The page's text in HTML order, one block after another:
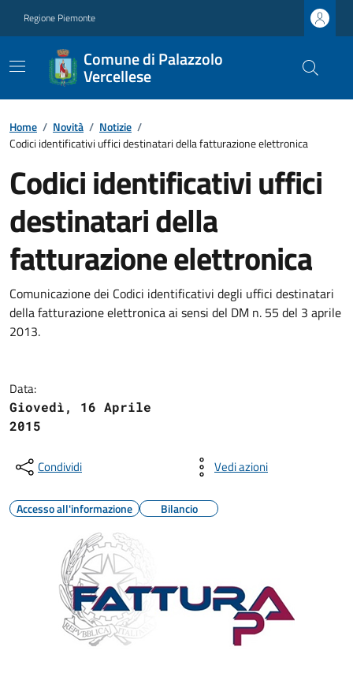
Regione Piemonte
Comune di Palazzolo
Vercellese
Home / Novità / Notizie /
Codici identificativi uffici destinatari della fatturazione elettronica
Codici identificativi uffici
destinatari della
fatturazione elettronica
Comunicazione dei Codici identificativi degli uffici destinatari
della fatturazione elettronica ai sensi del DM n. 55 del 3 aprile
2013.
Data:
Giovedì, 16 Aprile
2015
Condividi Vedi azioni
Accesso all'informazione Bilancio